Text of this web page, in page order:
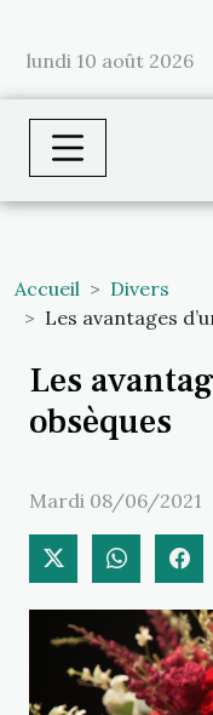
lundi 10 août 2026
Accueil
Divers
Les avantages
Les
obsèques
Mardi 08/06/2021